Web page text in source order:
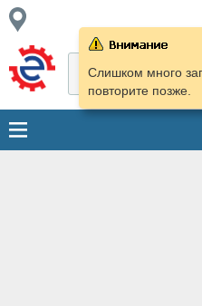
Слишком много
повторите позже.